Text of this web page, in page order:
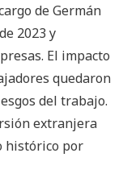
de Germán
2023 y
El impacto
quedaron
del trabajo.
extranjera
histórico por